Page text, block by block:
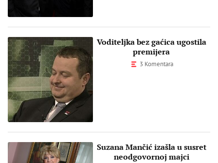
Voditeljka bez gaćica ugostila
premijera
3 Komentara
Suzana Mančić izašla u susret
neodgovornoj majci